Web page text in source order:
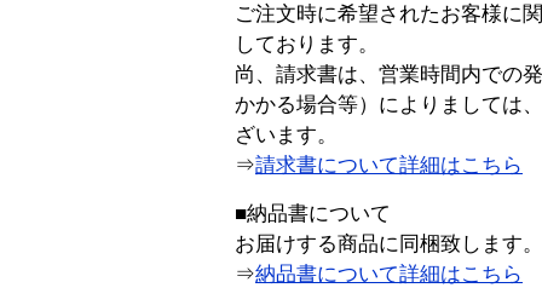
ご注文時に希望されたお客様に
しております。
尚、請求書は、営業時間内での
かかる場合等）によりましては
ざいます。
⇒請求書について詳細はこちら
■納品書について
お届けする商品に同梱致します。
⇒納品書について詳細はこちら